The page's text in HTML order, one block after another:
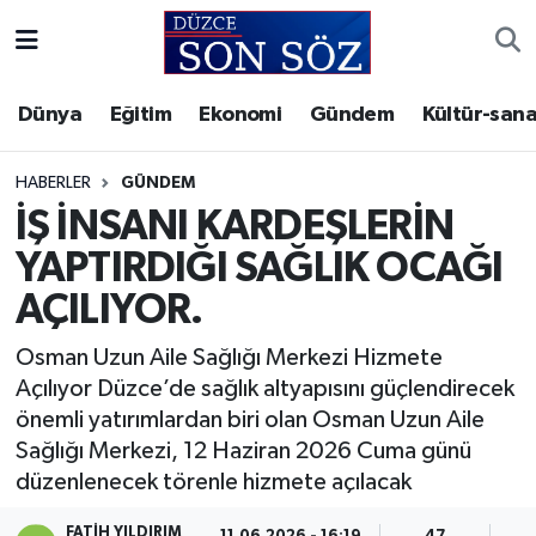
Dünya Eğitim Ekonomi Gündem Kültür-
HABERLER GÜNDEM
İŞ İNSANI KARDEŞLERİN
YAPTIRDIĞI SAĞLIK OCAĞI
AÇILIYOR.
Osman Uzun Aile Sağlığı Merkezi Hizmete
Açılıyor Düzce’de sağlık altyapısını güçlendirecek
önemli yatırımlardan biri olan Osman Uzun Aile
Sağlığı Merkezi, 12 Haziran 2026 Cuma günü
düzenlenecek törenle hizmete açılacak
Gizlilik Sözleşmesi
İletişim
Künye
Akçakoca Hava Durumu
Akçakoca Trafik Yoğunluk Haritası
Süper Lig Puan Durumu ve Fikstür
Son Dakika Haberleri
Haber Arşivi